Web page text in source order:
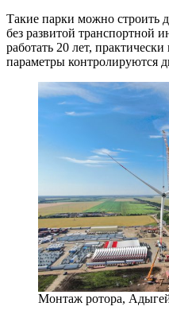
Такие парки можно строить
без развитой транспортной
работать 20 лет,
параметры контролируются
Монтаж ротора,